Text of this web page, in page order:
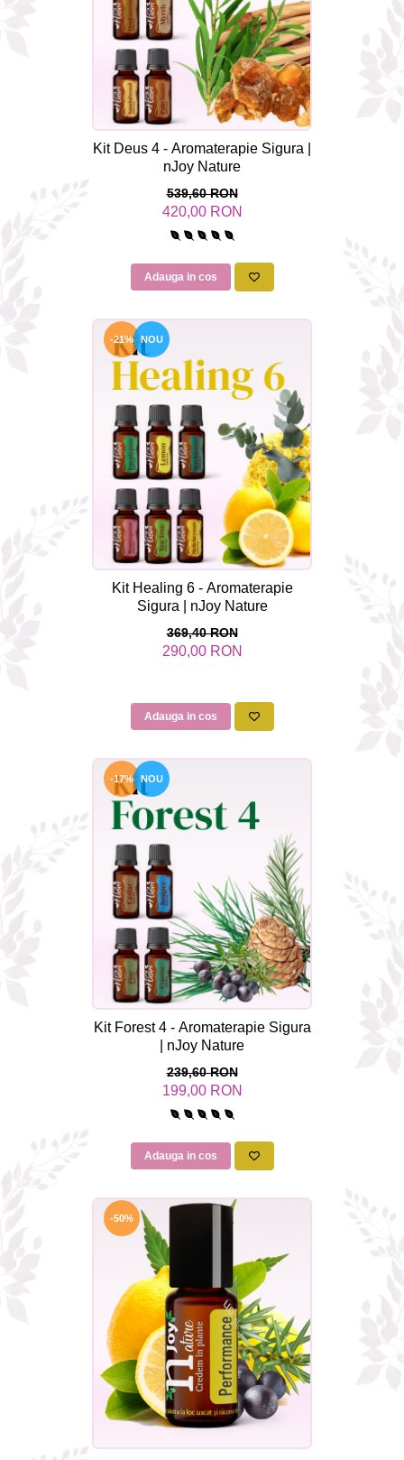
Kit Deus 4 - Aromaterapie Sigura |
nJoy Nature
539,60 RON
420,00 RON
Adauga in cos
-21% NOU
Kit Healing 6 - Aromaterapie
Sigura | nJoy Nature
369,40 RON
290,00 RON
Adauga in cos
-17% NOU
Kit Forest 4 - Aromaterapie Sigura
| nJoy Nature
239,60 RON
199,00 RON
Adauga in cos
-50%